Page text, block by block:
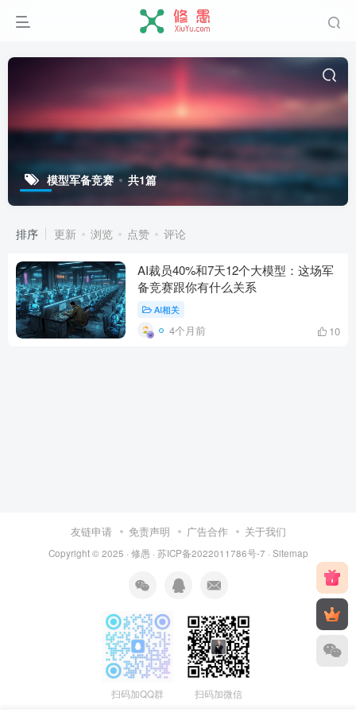
模型军备竞赛 共1篇
排序 更新 浏览 点赞 评论
AI裁员40%和7天12个大模型：这场军
备竞赛跟你有什么关系
AI相关
4个月前 10
友链申请 免责声明 广告合作 关于我们
Copyright © 2025 · 修愚 · 苏ICP备2022011786号-7 · Sitemap
扫码加QQ群 扫码加微信